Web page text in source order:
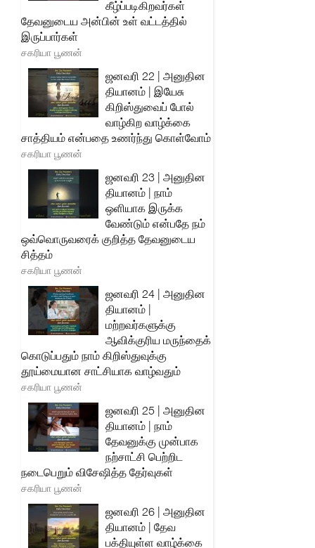
கீழ்ப்படிகிறவர்கள்
தேவனுடைய அன்பின் உள் வட்டத்தில்
இருப்பார்கள்
சகரியா பூணன்
ஜனவரி 22 | அனுதின
தியானம் | இயேசு
கிறிஸ்துவைப் போல்
வாழ்கிற வாழ்க்கை
சாத்தியம் என்பதை உணர்ந்து கொள்வோம்
சகரியா பூணன்
ஜனவரி 23 | அனுதின
தியானம் | நாம்
ஒளியாக இருக்க
வேண்டும் என்பதே நம்
ஒவ்வொருவரைக் குறித்த தேவனுடைய
சித்தம்
சகரியா பூணன்
ஜனவரி 24 | அனுதின
தியானம் |
மற்றவர்களுக்கு
ஆவிக்குரிய மருந்தைக்
கொடுப்பதும் நாம் கிறிஸ்துவுக்கு
தூய்மையான சாட்சியாக வாழ்வதும்
சகரியா பூணன்
ஜனவரி 25 | அனுதின
தியானம் | நாம்
தேவனுக்கு முன்பாக
நற்சாட்சி பெற்றிட
நடைபெறும் விசேஷித்த தேர்வுகள்
சகரியா பூணன்
ஜனவரி 26 | அனுதின
தியானம் | தேவ
பக்தியுள்ள வாழ்க்கை